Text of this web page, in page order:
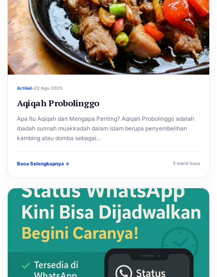
Artikel•22 Agu 2025
Aqiqah Probolinggo
Apa Itu Aqiqah dan Mengapa Penting? Aqiqah Probolinggo adalah
ibadah sunnah muakkadah dalam Islam berupa penyembelihan
kambing atau domba sebagai...
Baca Selengkapnya → 5 menit baca